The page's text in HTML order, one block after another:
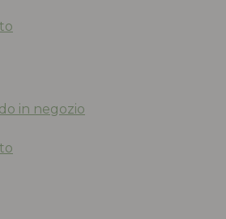
in negozio